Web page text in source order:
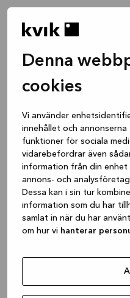
Denna
cookies
Vi använder
innehållet och
funktioner för sociala
vidarebefordrar även
information från din enhet
annons- och
Dessa kan i sin tur
information som du har
samlat in när du har
om hur vi hanterar